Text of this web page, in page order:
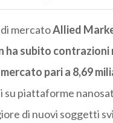
mercatoAllied
ha subito contrazioni
pari a 8,69
su piattaforme
di nuovi soggetti